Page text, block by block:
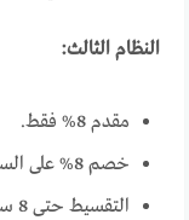
النظام الثالث:
مقدم 8% فقط.
خصم 8% على السعر الإجمالي.
التقسيط حتى 8 سنوات متتالية بدون فوائد.